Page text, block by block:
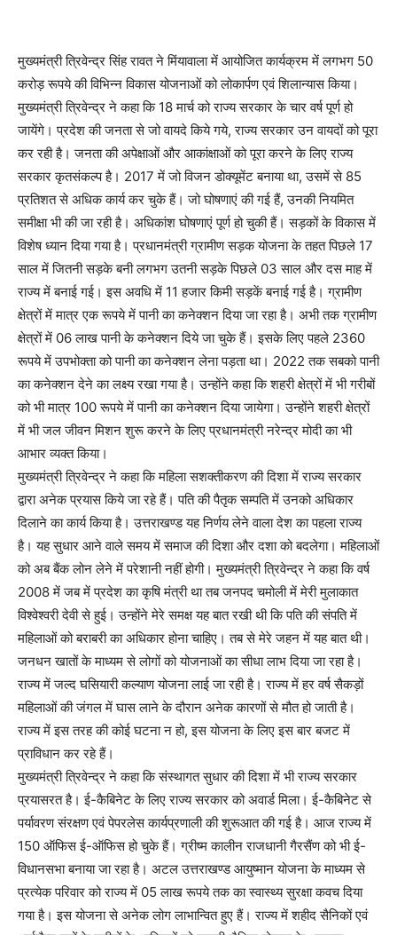
मुख्यमंत्री त्रिवेन्द्र सिंह रावत ने मिंयावाला में आयोजित कार्यक्रम में लगभग 50
करोड़ रूपये की विभिन्न विकास योजनाओं को लोकार्पण एवं शिलान्यास किया।
मुख्यमंत्री त्रिवेन्द्र ने कहा कि 18 मार्च को राज्य सरकार के चार वर्ष पूर्ण हो
जायेंगे। प्रदेश की जनता से जो वायदे किये गये, राज्य सरकार उन वायदों को पूरा
कर रही है। जनता की अपेक्षाओं और आकांक्षाओं को पूरा करने के लिए राज्य
सरकार कृतसंकल्प है। 2017 में जो विजन डोक्यूमेंट बनाया था, उसमें से 85
प्रतिशत से अधिक कार्य कर चुके हैं। जो घोषणाएं की गई हैं, उनकी नियमित
समीक्षा भी की जा रही है। अधिकांश घोषणाएं पूर्ण हो चुकी हैं। सड़कों के विकास में
विशेष ध्यान दिया गया है। प्रधानमंत्री ग्रामीण सड़क योजना के तहत पिछले 17
साल में जितनी सड़के बनी लगभग उतनी सड़के पिछले 03 साल और दस माह में
राज्य में बनाई गई। इस अवधि में 11 हजार किमी सड़कें बनाई गई है। ग्रामीण
क्षेत्रों में मात्र एक रूपये में पानी का कनेक्शन दिया जा रहा है। अभी तक ग्रामीण
क्षेत्रों में 06 लाख पानी के कनेक्शन दिये जा चुके हैं। इसके लिए पहले 2360
रूपये में उपभोक्ता को पानी का कनेक्शन लेना पड़ता था। 2022 तक सबको पानी
का कनेक्शन देने का लक्ष्य रखा गया है। उन्होंने कहा कि शहरी क्षेत्रों में भी गरीबों
को भी मात्र 100 रूपये में पानी का कनेक्शन दिया जायेगा। उन्होंने शहरी क्षेत्रों
में भी जल जीवन मिशन शुरू करने के लिए प्रधानमंत्री नरेन्द्र मोदी का भी
आभार व्यक्त किया।
मुख्यमंत्री त्रिवेन्द्र ने कहा कि महिला सशक्तीकरण की दिशा में राज्य सरकार
द्वारा अनेक प्रयास किये जा रहे हैं। पति की पैतृक सम्पति में उनको अधिकार
दिलाने का कार्य किया है। उत्तराखण्ड यह निर्णय लेने वाला देश का पहला राज्य
है। यह सुधार आने वाले समय में समाज की दिशा और दशा को बदलेगा। महिलाओं
को अब बैंक लोन लेने में परेशानी नहीं होगी। मुख्यमंत्री त्रिवेन्द्र ने कहा कि वर्ष
2008 में जब में प्रदेश का कृषि मंत्री था तब जनपद चमोली में मेरी मुलाकात
विश्वेश्वरी देवी से हुई। उन्होंने मेरे समक्ष यह बात रखी थी कि पति की संपति में
महिलाओं को बराबरी का अधिकार होना चाहिए। तब से मेरे जहन में यह बात थी।
जनधन खातों के माध्यम से लोगों को योजनाओं का सीधा लाभ दिया जा रहा है।
राज्य में जल्द घसियारी कल्याण योजना लाई जा रही है। राज्य में हर वर्ष सैकड़ों
महिलाओं की जंगल में घास लाने के दौरान अनेक कारणों से मौत हो जाती है।
राज्य में इस तरह की कोई घटना न हो, इस योजना के लिए इस बार बजट में
प्राविधान कर रहे हैं।
मुख्यमंत्री त्रिवेन्द्र ने कहा कि संस्थागत सुधार की दिशा में भी राज्य सरकार
प्रयासरत है। ई-कैबिनेट के लिए राज्य सरकार को अवार्ड मिला। ई-कैबिनेट से
पर्यावरण संरक्षण एवं पेपरलेस कार्यप्रणाली की शुरूआत की गई है। आज राज्य में
150 ऑफिस ई-ऑफिस हो चुके हैं। ग्रीष्म कालीन राजधानी गैरसैंण को भी ई-
विधानसभा बनाया जा रहा है। अटल उत्तराखण्ड आयुष्मान योजना के माध्यम से
प्रत्येक परिवार को राज्य में 05 लाख रूपये तक का स्वास्थ्य सुरक्षा कवच दिया
गया है। इस योजना से अनेक लोग लाभान्वित हुए हैं। राज्य में शहीद सैनिकों एवं